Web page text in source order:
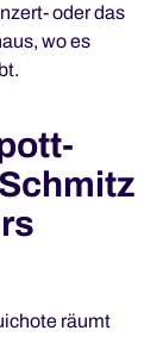
oder das
wo es
räumt